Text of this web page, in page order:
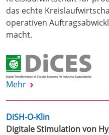
das echte
operativen
macht.
Mehr
DiSH-O-Klin
Digitale Stimulation von